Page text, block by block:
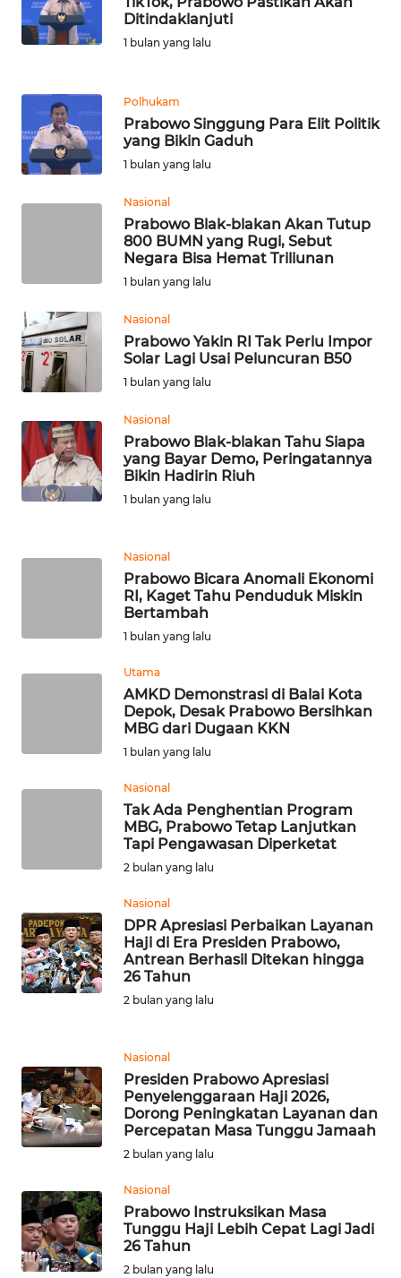
Ditindaklanjuti
1 bulan yang lalu
Polhukam
Prabowo Singgung Para Elit Politik
yang Bikin Gaduh
1 bulan yang lalu
Nasional
Prabowo Blak-blakan Akan Tutup
800 BUMN yang Rugi, Sebut
Negara Bisa Hemat Triliunan
1 bulan yang lalu
Nasional
Prabowo Yakin RI Tak Perlu Impor
Solar Lagi Usai Peluncuran B50
1 bulan yang lalu
Nasional
Prabowo Blak-blakan Tahu Siapa
yang Bayar Demo, Peringatannya
Bikin Hadirin Riuh
1 bulan yang lalu
Nasional
Prabowo Bicara Anomali Ekonomi
RI, Kaget Tahu Penduduk Miskin
Bertambah
1 bulan yang lalu
Utama
AMKD Demonstrasi di Balai Kota
Depok, Desak Prabowo Bersihkan
MBG dari Dugaan KKN
1 bulan yang lalu
Nasional
Tak Ada Penghentian Program
MBG, Prabowo Tetap Lanjutkan
Tapi Pengawasan Diperketat
2 bulan yang lalu
Nasional
DPR Apresiasi Perbaikan Layanan
Haji di Era Presiden Prabowo,
Antrean Berhasil Ditekan hingga
26 Tahun
2 bulan yang lalu
Nasional
Presiden Prabowo Apresiasi
Penyelenggaraan Haji 2026,
Dorong Peningkatan Layanan dan
Percepatan Masa Tunggu Jamaah
2 bulan yang lalu
Nasional
Prabowo Instruksikan Masa
Tunggu Haji Lebih Cepat Lagi Jadi
26 Tahun
2 bulan yang lalu
WN
WN
KALSEL
WN
GORONTALO
WN
SULUT
WN
MALUKU
WN
WN
TOBA
WN
TAPANULI
WN
TANJUNG
LESUNG
WN
SIMALUNGUN
WN
TAPANULI
TENGAH